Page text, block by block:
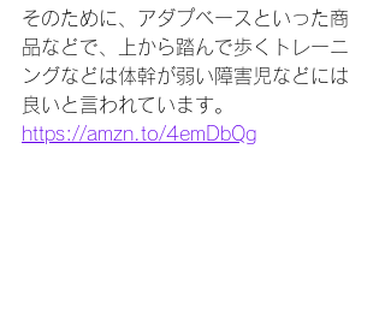
そのために、アダプベースといった商
品などで、上から踏んで歩くトレーニ
ングなどは体幹が弱い障害児などには
良いと言われています。
https://amzn.to/4emDbQg